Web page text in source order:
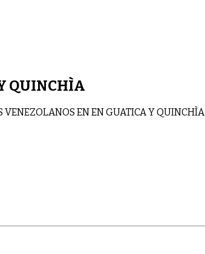
QUINCHÌA
VENEZOLANOS EN EN GUATICA Y QUINCHÌA